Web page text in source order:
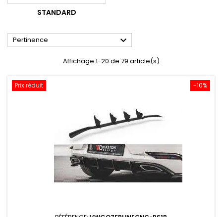
STANDARD
Pertinence 
Affichage 1-20 de 79 article(s)
-10%
Prix réduit